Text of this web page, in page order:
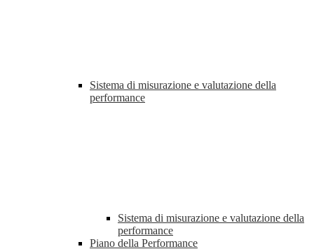
Sistema di misurazione e valutazione della
performance
Sistema di misurazione e valutazione della
performance
Piano della Performance